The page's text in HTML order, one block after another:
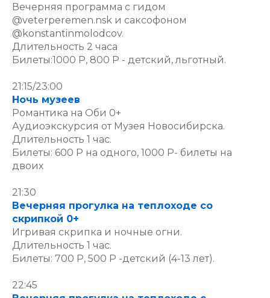
Вечерняя программа с гидом
@veterperemen.nsk и саксофоном
@konstantinmolodcov.
Длительность 2 часа
Билеты:1000 Р, 800 Р - детский, льготный.
21:15/23:00
Ночь музеев
Романтика на Оби 0+
Аудиоэкскурсия от Музея Новосибирска.
Длительность 1 час.
Билеты: 600 Р на одного, 1000 Р- билеты на
двоих
21:30
Вечерняя прогулка на теплоходе со
скрипкой 0+
Игривая скрипка и ночные огни.
Длительность 1 час.
Билеты: 700 Р, 500 Р -детский (4-13 лет).
22:45